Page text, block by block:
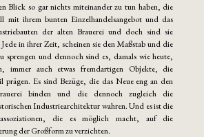
Blick so gar nichts miteinander zu tun haben, die
mit ihrem bunten Einzelhandelsangebot und das
der alten Brauerei und doch sind sie
in ihrer Zeit, scheinen sie den Maßstab und die
sprengen und dennoch sind es, damals wie heute,
immer auch etwas fremdartigen Objekte, die
prägen. Es sind Bezüge, die das Neue eng an den
binden und die dennoch zugleich die
Industriearchitektur wahren. Und es ist die
die es möglich macht, auf die
der Großform zu verzichten.